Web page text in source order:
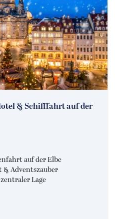
& Schifffahrt auf der
auf der Elbe
& Adventszauber
Lage